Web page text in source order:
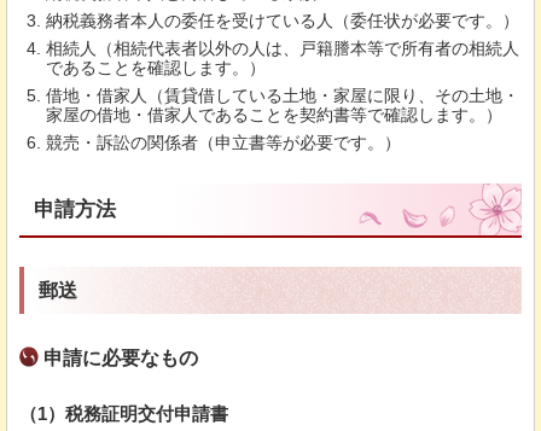
納税義務者本人の委任を受けている人（委任状が必要です。）
相続人（相続代表者以外の人は、戸籍謄本等で所有者の相続人
であることを確認します。）
借地・借家人（賃貸借している土地・家屋に限り、その土地・
家屋の借地・借家人であることを契約書等で確認します。）
競売・訴訟の関係者（申立書等が必要です。）
申請方法
郵送
申請に必要なもの
（1）税務証明交付申請書